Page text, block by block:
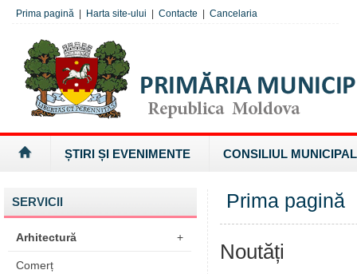
Prima pagină Harta site-ului Contacte Cancelaria
ȘTIRI ȘI EVENIMENTE CONSILIUL MUNICIPAL
SERVICII
Arhitectură +
Comerț
Prima pagină
Noutăți